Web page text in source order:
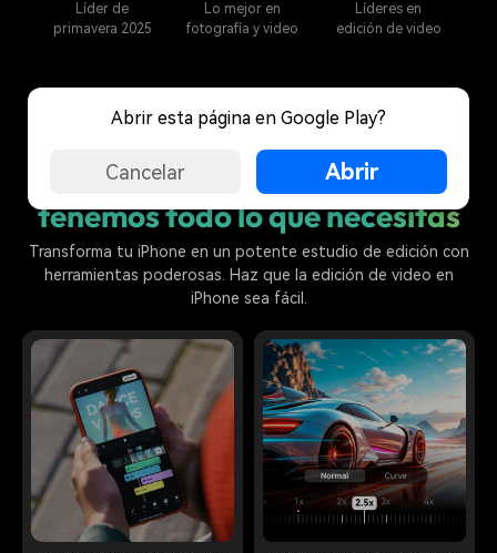
Líder de
primavera 2025
Lo mejor en
fotografía y video
Líderes en
edición de video
Edita donde quieras, cuando
quieras:
tenemos todo lo que necesitas
Transforma tu iPhone en un potente estudio de edición con
herramientas poderosas. Haz que la edición de video en
iPhone sea fácil.
Abrir esta página en Google Play?
Cancelar Abrir